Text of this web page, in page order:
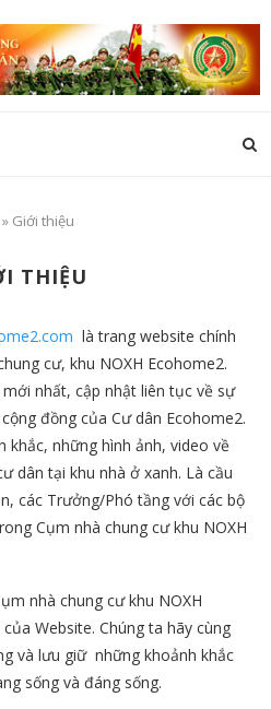
» Giới thiệu
THIỆU
là trang website chính
cư, khu NOXH Ecohome2.
nhất, cập nhật liên tục về sự
đồng của Cư dân Ecohome2.
khắc, những hình ảnh, video về
dân tại khu nhà ở xanh. Là cầu
các Trưởng/Phó tầng với các bộ
Cụm nhà chung cư khu NOXH
nhà chung cư khu NOXH
Website. Chúng ta hãy cùng
và lưu giữ những khoảnh khắc
sống và đáng sống.